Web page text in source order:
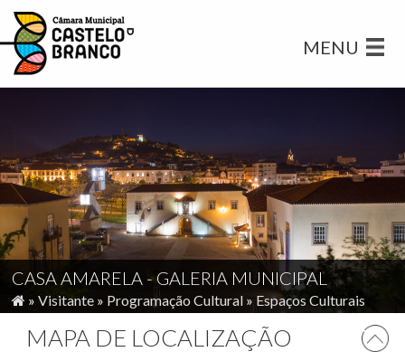
MENU
CASA AMARELA - GALERIA MUNICIPAL
» Visitante » Programação Cultural » Espaços Culturais
MAPA DE LOCALIZAÇÃO